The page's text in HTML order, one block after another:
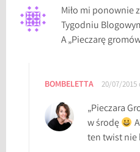
Miło mi ponownie
Tygodniu
A „Pieczarę
BOMBELETTA 20/07/2015
„Pieczara
w środę
ten twist nie